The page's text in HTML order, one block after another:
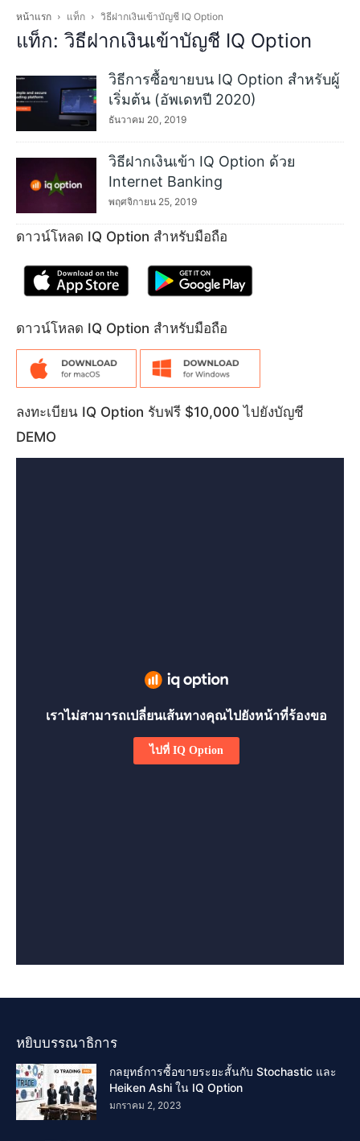
หน้าแรก แท็ก วิธีฝากเงินเข้าบัญชี IQ Option
แท็ก: วิธีฝากเงินเข้าบัญชี IQ Option
วิธีการซื้อขายบน IQ Option สำหรับผู้
เริ่มต้น (อัพเดทปี 2020)
ธันวาคม 20, 2019
วิธีฝากเงินเข้า IQ Option ด้วย
Internet Banking
พฤศจิกายน 25, 2019
ดาวน์โหลด IQ Option สำหรับมือถือ
ดาวน์โหลด IQ Option สำหรับมือถือ
ลงทะเบียน IQ Option รับฟรี $10,000 ไปยังบัญชี
DEMO
หยิบบรรณาธิการ
กลยุทธ์การซื้อขายระยะสั้นกับ Stochastic และ
Heiken Ashi ใน IQ Option
มกราคม 2, 2023